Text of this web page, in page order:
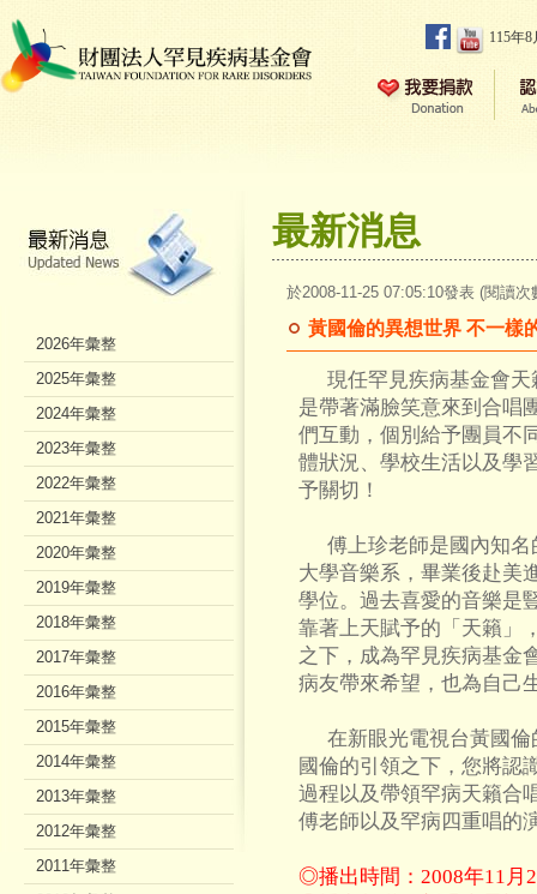
115年
最新消息
於2008-11-25 07:05:10發表 (閱讀次
黃國倫的異想世界 不一樣
現任罕見疾病基金會天
是帶著滿臉笑意來到合唱
們互動，個別給予團員不
體狀況、學校生活以及學
予關切！
傅上珍老師是國內知名
大學音樂系，畢業後赴美
學位。過去喜愛的音樂是
靠著上天賦予的「天籟」
之下，成為罕見疾病基金
病友帶來希望，也為自
在新眼光電視台黃國倫
國倫的引領之下，您將認
過程以及帶領罕病天籟合
傅老師以及罕病四重唱的
◎播出時間：2008年11月
2026年彙整
2025年彙整
2024年彙整
2023年彙整
2022年彙整
2021年彙整
2020年彙整
2019年彙整
2018年彙整
2017年彙整
2016年彙整
2015年彙整
2014年彙整
2013年彙整
2012年彙整
2011年彙整